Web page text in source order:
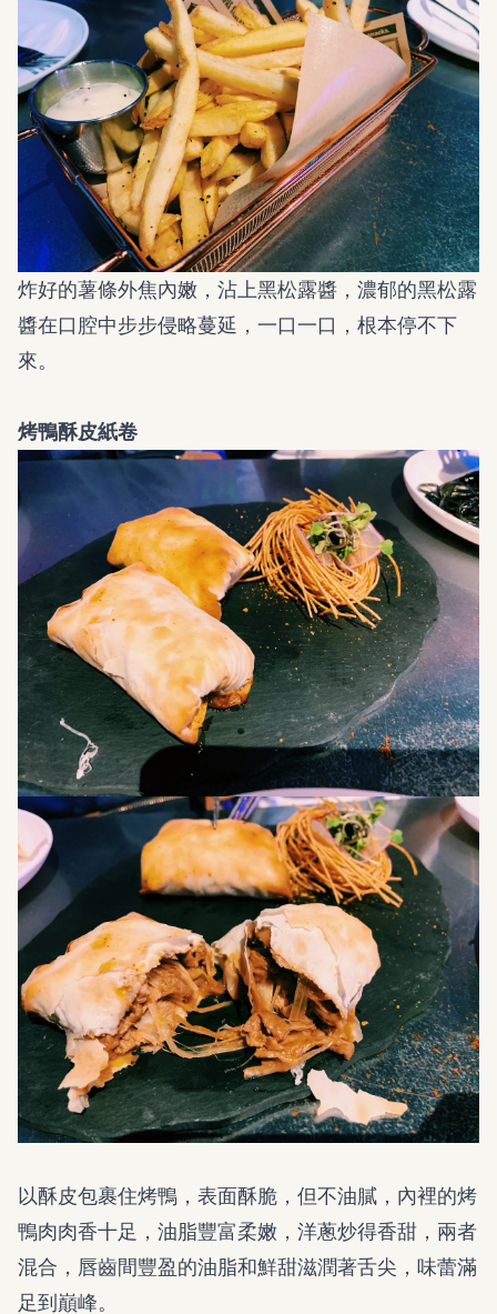
炸好的薯條外焦內嫩，沾上黑松露醬，濃郁的黑松露
醬在口腔中步步侵略蔓延，一口一口，根本停不下
來。
烤鴨酥皮紙卷
以酥皮包裹住烤鴨，表面酥脆，但不油膩，內裡的烤
鴨肉肉香十足，油脂豐富柔嫩，洋蔥炒得香甜，兩者
混合，唇齒間豐盈的油脂和鮮甜滋潤著舌尖，味蕾滿
足到巔峰。